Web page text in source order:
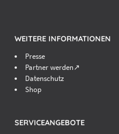
WEITERE INFORMATIONEN
Presse
Partner werden↗
Datenschutz
Shop
SERVICEANGEBOTE